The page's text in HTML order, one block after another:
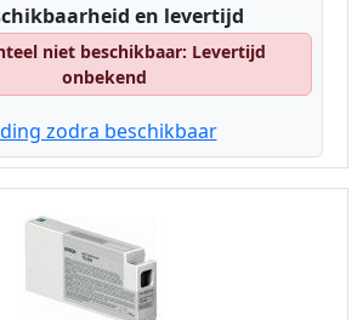
en levertijd
niet beschikbaar: Levertijd
onbekend
zodra beschikbaar